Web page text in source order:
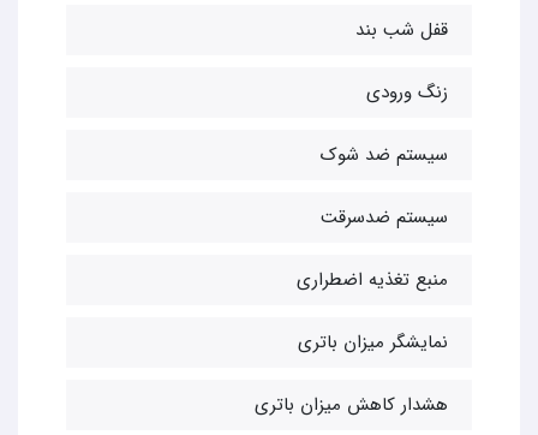
قفل شب بند
زنگ ورودی
سیستم ضد شوک
سیستم ضدسرقت
منبع تغذیه اضطراری
نمایشگر میزان باتری
هشدار کاهش میزان باتری